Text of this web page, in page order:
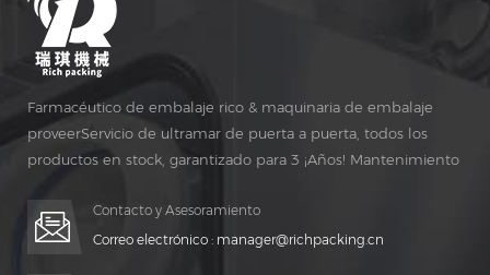
Farmacéutico de embalaje rico & maquinaria de embalaje
proveerServicio de ultramar de puerta a puerta, todos los
productos en stock, garantizado para 3 ¡Años! Mantenimiento
Contacto y Asesoramiento
Correo electrónico : manager@richpacking.cn